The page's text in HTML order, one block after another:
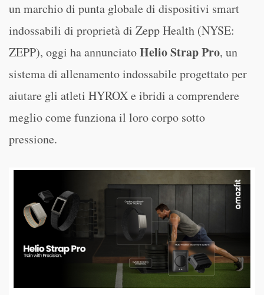
un marchio di punta globale di dispositivi smart
indossabili di proprietà di Zepp Health (NYSE:
ZEPP), oggi ha annunciatoHelio Strap Pro, un
sistema di allenamento indossabile progettato per
aiutare gli atleti HYROX e ibridi a comprendere
meglio come funziona il loro corpo sotto
pressione.